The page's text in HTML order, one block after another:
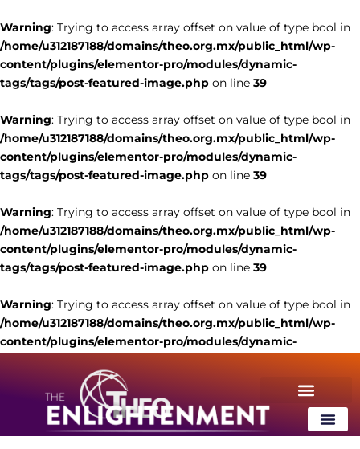
Warning: Trying to access array offset on value of type bool in
/home/u312187188/domains/theo.org.mx/public_html/wp-
content/plugins/elementor-pro/modules/dynamic-
tags/tags/post-featured-image.php on line 39
Warning: Trying to access array offset on value of type bool in
/home/u312187188/domains/theo.org.mx/public_html/wp-
content/plugins/elementor-pro/modules/dynamic-
tags/tags/post-featured-image.php on line 39
Warning: Trying to access array offset on value of type bool in
/home/u312187188/domains/theo.org.mx/public_html/wp-
content/plugins/elementor-pro/modules/dynamic-
tags/tags/post-featured-image.php on line 39
Warning: Trying to access array offset on value of type bool in
/home/u312187188/domains/theo.org.mx/public_html/wp-
content/plugins/elementor-pro/modules/dynamic-